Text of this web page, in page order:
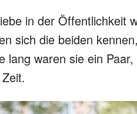
in der Öffentlichkeit
sich die beiden
lang waren sie ein